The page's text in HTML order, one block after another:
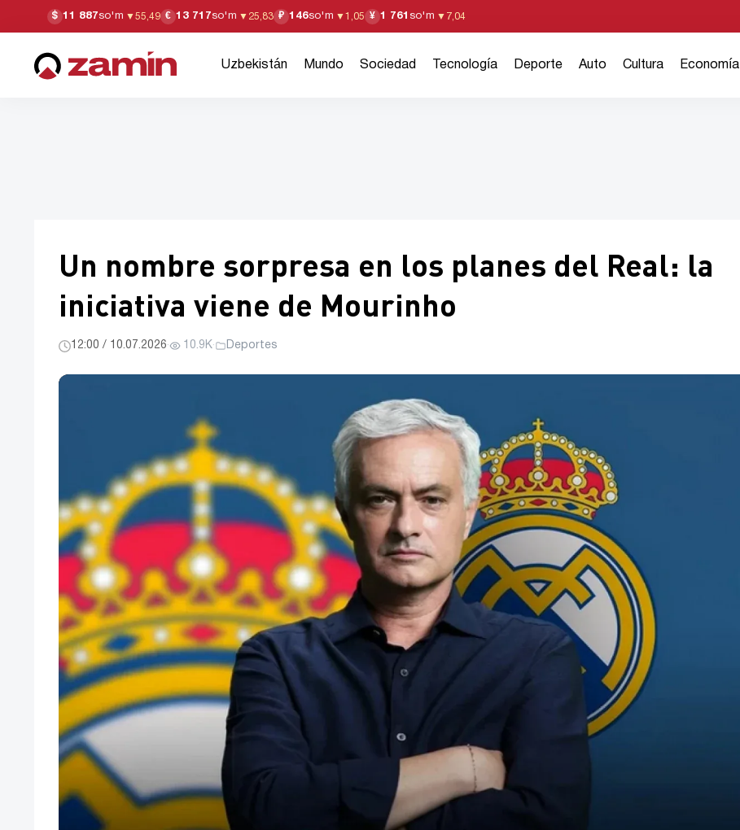
$ 11 887so'm ▼55,49 € 13 717so'm ▼ 25,83 ₽ 146so'm ▼1,05 ¥ 1 761 so'm ▼ 7,04
Uzbekistán Mundo Sociedad Tecnología Deporte Auto Cultura Economía
Un nombre sorpresa en los planes del Real: la
iniciativa viene de Mourinho
12:00 / 10.07.2026· 10.9K· Deportes